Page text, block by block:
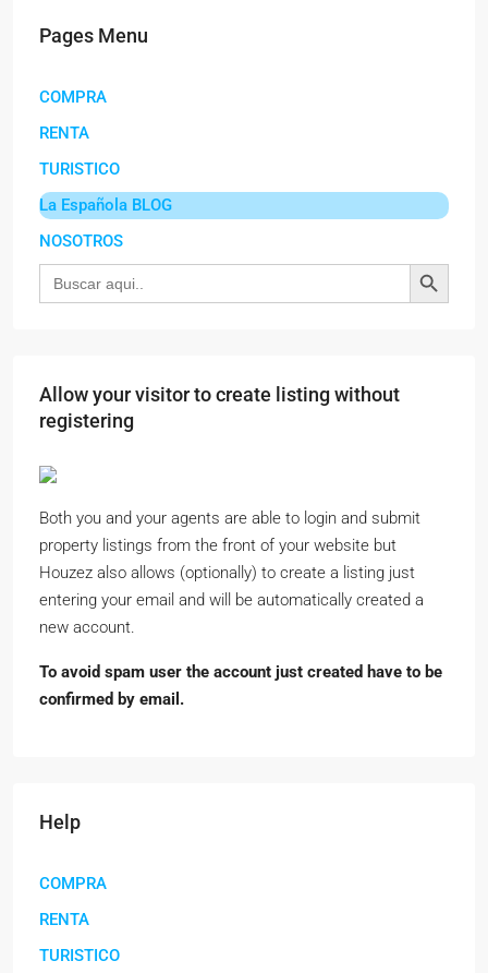
Pages Menu
COMPRA
RENTA
TURISTICO
La Española BLOG
NOSOTROS
Buscar:
Botón de
Allow your visitor to create listing without
registering
Both you and your agents are able to login and submit
property listings from the front of your website but
Houzez also allows (optionally) to create a listing just
entering your email and will be automatically created a
new account.
To avoid spam user the account just created have to be
confirmed by email.
Help
COMPRA
RENTA
TURISTICO